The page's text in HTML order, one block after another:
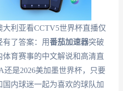
利亚看CCTV5世界杯直播仅
有了答案：用番茄加速器突破
育赛事的中文解说和高清直
是2026美加墨世界杯，只要
内球迷一起为喜欢的球队加